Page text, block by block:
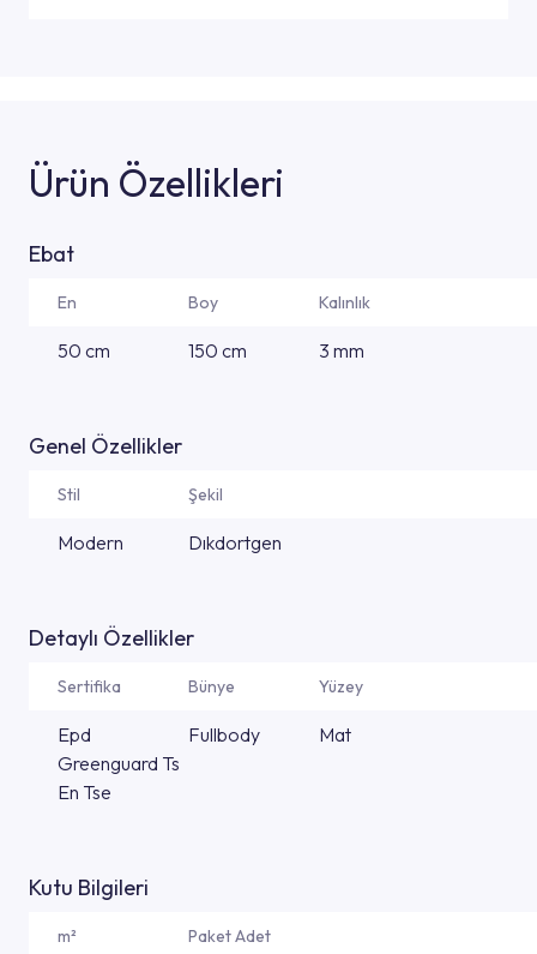
Ürün Özellikleri
Ebat
En Boy Kalınlık
50 cm 150 cm 3 mm
Genel Özellikler
Stil Şekil
Modern Dıkdortgen
Detaylı Özellikler
Sertifika Bünye Yüzey
Epd
Greenguard Ts
En Tse
Fullbody Mat
Kutu Bilgileri
m² Paket Adet